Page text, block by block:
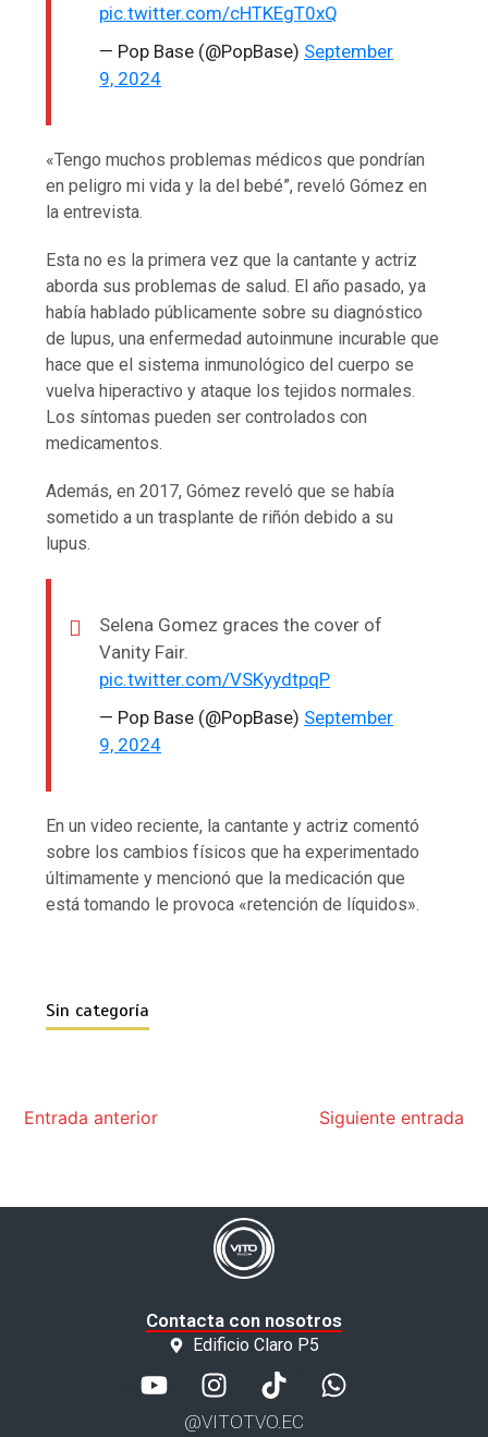
pic.twitter.com/cHTKEgT0xQ
— Pop Base (@PopBase) September
9, 2024
«Tengo muchos problemas médicos que pondrían
en peligro mi vida y la del bebé”, reveló Gómez en
la entrevista.
Esta no es la primera vez que la cantante y actriz
aborda sus problemas de salud. El año pasado, ya
había hablado públicamente sobre su diagnóstico
de lupus, una enfermedad autoinmune incurable que
hace que el sistema inmunológico del cuerpo se
vuelva hiperactivo y ataque los tejidos normales.
Los síntomas pueden ser controlados con
medicamentos.
Además, en 2017, Gómez reveló que se había
sometido a un trasplante de riñón debido a su
lupus.
Selena Gomez graces the cover of
Vanity Fair.
pic.twitter.com/VSKyydtpqP
— Pop Base (@PopBase) September
9, 2024
En un video reciente, la cantante y actriz comentó
sobre los cambios físicos que ha experimentado
últimamente y mencionó que la medicación que
está tomando le provoca «retención de líquidos».
Sin categoría
Entrada anterior Siguiente entrada
Contacta con nosotros
Edificio Claro P5
@VITOTVO.EC